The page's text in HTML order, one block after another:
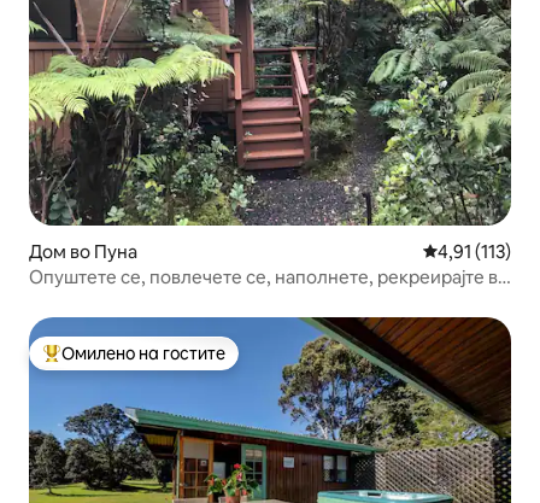
Дом во Пуна Просечна
4,91 (113)
Опуштете се, повлечете се, наполнете, рекреирајте во
Меѓу најуспешните „Омилени на гостите“
Омилено на гостите